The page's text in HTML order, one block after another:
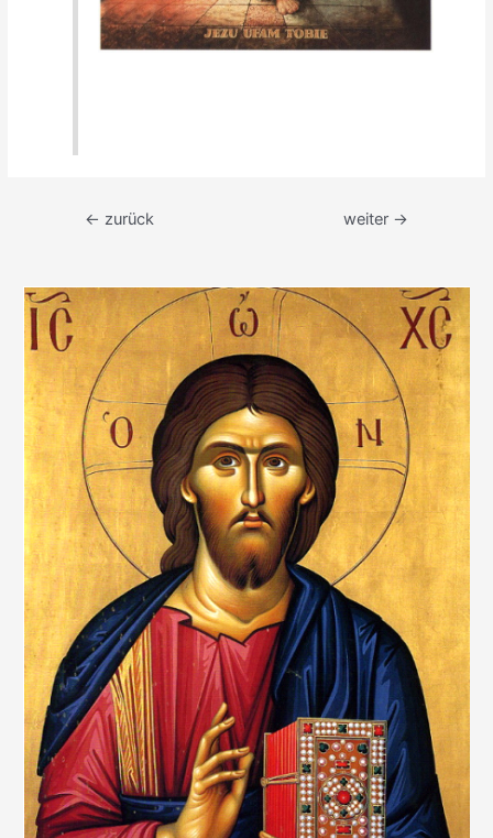
Beitragsnavigation
← zurück weiter →